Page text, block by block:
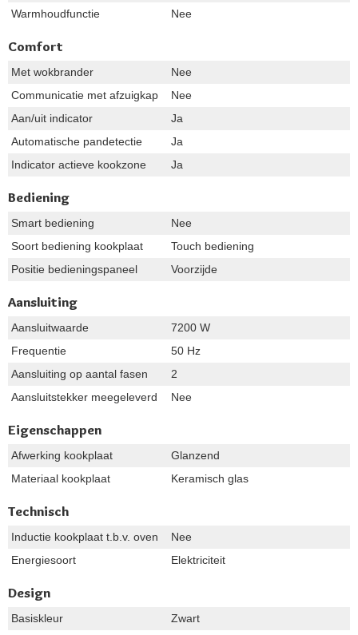
Warmhoudfunctie
Nee
Comfort
Met wokbrander
Nee
Communicatie met afzuigkap
Nee
Aan/uit indicator
Ja
Automatische pandetectie
Ja
Indicator actieve kookzone
Ja
Bediening
Smart bediening
Nee
Soort bediening kookplaat
Touch bediening
Positie bedieningspaneel
Voorzijde
Aansluiting
Aansluitwaarde
7200 W
Frequentie
50 Hz
Aansluiting op aantal fasen
2
Aansluitstekker meegeleverd
Nee
Eigenschappen
Afwerking kookplaat
Glanzend
Materiaal kookplaat
Keramisch glas
Technisch
Inductie kookplaat t.b.v. oven
Nee
Energiesoort
Elektriciteit
Design
Basiskleur Zwart